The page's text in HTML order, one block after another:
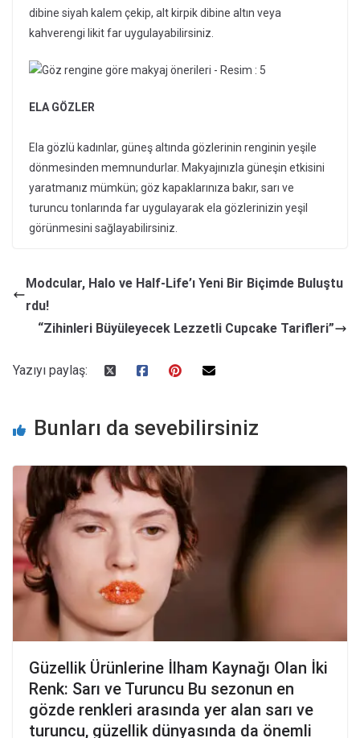
dibine siyah kalem çekip, alt kirpik dibine altın veya
kahverengi likit far uygulayabilirsiniz.
ELA GÖZLER
Ela gözlü kadınlar, güneş altında gözlerinin renginin yeşile
dönmesinden memnundurlar. Makyajınızla güneşin etkisini
yaratmanız mümkün; göz kapaklarınıza bakır, sarı ve
turuncu tonlarında far uygulayarak ela gözlerinizin yeşil
görünmesini sağlayabilirsiniz.
Modcular, Halo ve Half-Life’ı Yeni Bir Biçimde Buluştu
rdu!
“Zihinleri Büyüleyecek Lezzetli Cupcake Tarifleri”
Yazıyı paylaş:
Bunları da sevebilirsiniz
Güzellik Ürünlerine İlham Kaynağı Olan İki
Renk: Sarı ve Turuncu Bu sezonun en
gözde renkleri arasında yer alan sarı ve
turuncu, güzellik dünyasında da önemli